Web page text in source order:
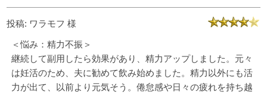
投稿: ワラモフ 様
＜悩み：精力不振＞
継続して副用したら効果があり、精力アップしました。元々
は妊活のため、夫に勧めて飲み始めました。精力以外にも活
力が出て、以前より元気そう。倦怠感や日々の疲れを持ち越